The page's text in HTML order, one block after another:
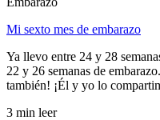
Mi sexto mes de embarazo
Ya llevo entre 24 y 28
22 y 26 semanas de
también! ¡Él y yo lo
3 min leer